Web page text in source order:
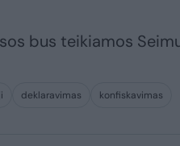
bus teikiamos
deklaravimas konfiskavimas